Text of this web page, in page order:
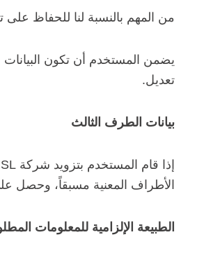
من المهم بالنسبة لنا للحفاظ على
يضمن المستخدم أن تكون
تعديل.
بيانات الطرف الثالث
الأطراف المعنية مسبقاً، وحصل
الطبيعة الإلزامية للمعلومات